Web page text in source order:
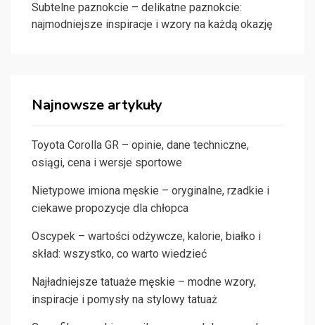
Subtelne paznokcie – delikatne paznokcie:
najmodniejsze inspiracje i wzory na każdą okazję
Najnowsze artykuły
Toyota Corolla GR – opinie, dane techniczne,
osiągi, cena i wersje sportowe
Nietypowe imiona męskie – oryginalne, rzadkie i
ciekawe propozycje dla chłopca
Oscypek – wartości odżywcze, kalorie, białko i
skład: wszystko, co warto wiedzieć
Najładniejsze tatuaże męskie – modne wzory,
inspiracje i pomysły na stylowy tatuaż